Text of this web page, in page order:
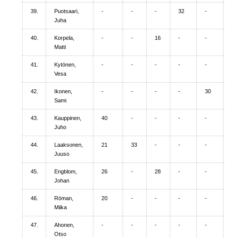
39.
Puotsaari,
Juha
- - - 32 -
40.
Korpela,
Matti
- - 16 - -
41.
Kytönen,
Vesa
- - - - -
42.
Ikonen,
Sami
- - - - 30
43.
Kauppinen,
Juho
40 - - - -
44.
Laaksonen,
Juuso
21 33 - - -
45.
Engblom,
Johan
26 - 28 - -
46.
Röman,
Miika
20 - - - -
47.
Ahonen,
Otso
- - - - -